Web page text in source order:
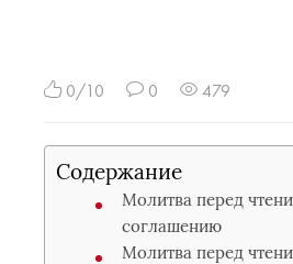
0/10 0 479
Содержание
Молитва перед
соглашению
Молитва перед